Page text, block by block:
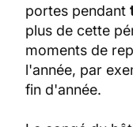
portes pendant
plus de cette
moments de
l'année, par
fin d'année.